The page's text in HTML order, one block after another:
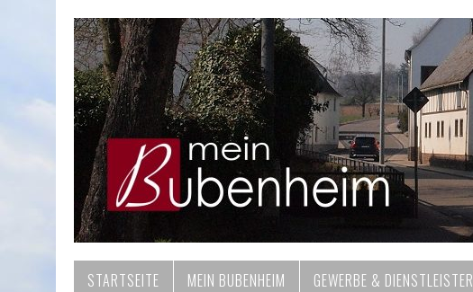
STARTSEITE MEIN BUBENHEIM GEWERBE & DIENSTLEISTER